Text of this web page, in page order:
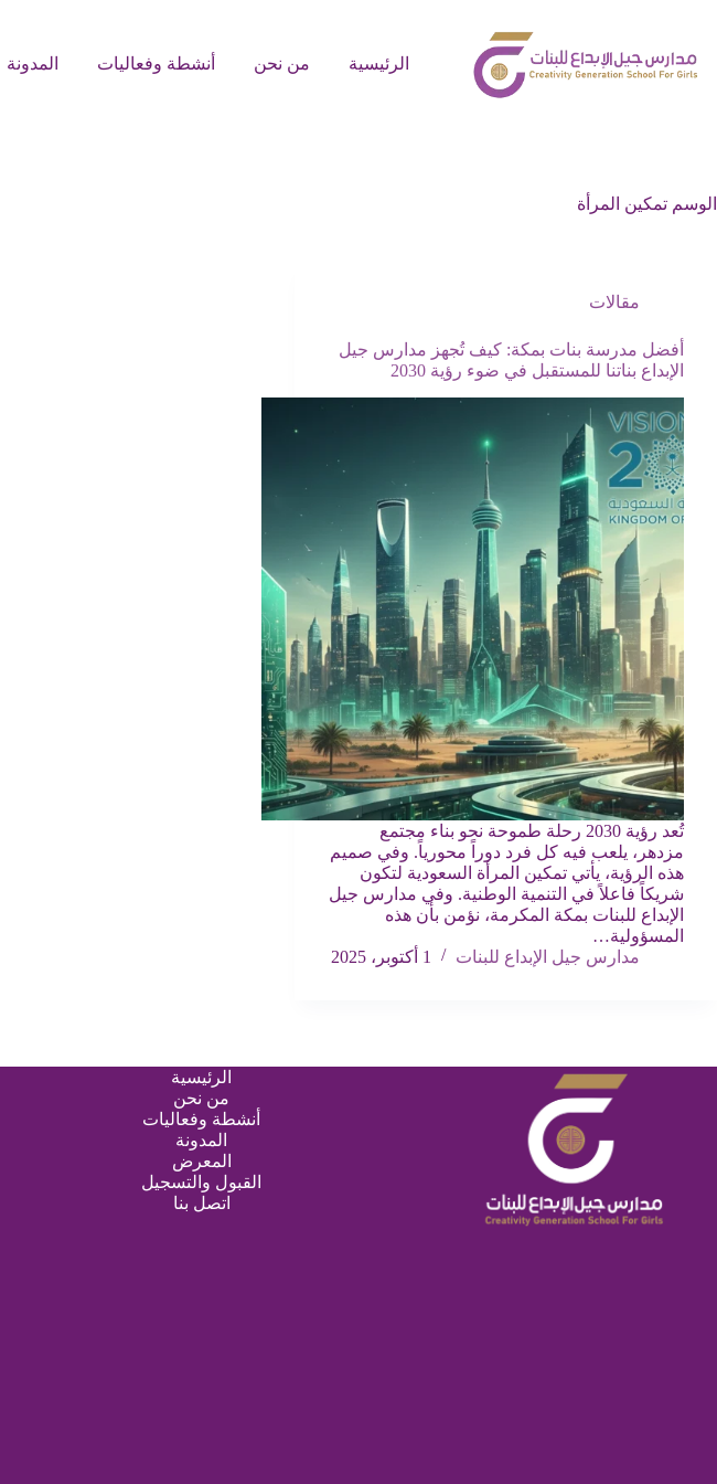
الرئيسية من نحن أنشطة وفعاليات المدونة
الوسم تمكين المرأة
مقالات
أفضل مدرسة بنات بمكة: كيف تُجهز مدارس جيل
الإبداع بناتنا للمستقبل في ضوء رؤية 2030
تُعد رؤية 2030 رحلة طموحة نحو بناء مجتمع
مزدهر، يلعب فيه كل فرد دوراً محورياً. وفي صميم
هذه الرؤية، يأتي تمكين المرأة السعودية لتكون
شريكاً فاعلاً في التنمية الوطنية. وفي مدارس جيل
الإبداع للبنات بمكة المكرمة، نؤمن بأن هذه
المسؤولية…
مدارس جيل الإبداع للبنات
1 أكتوبر، 2025
الرئيسية
من نحن
أنشطة وفعاليات
المدونة
المعرض
القبول والتسجيل
اتصل بنا